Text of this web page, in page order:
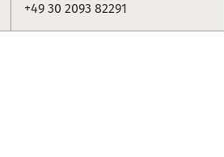
+49 30 2093 82291